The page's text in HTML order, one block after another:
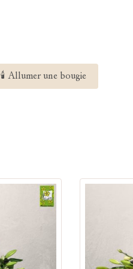
🕯 Allumer une bougie